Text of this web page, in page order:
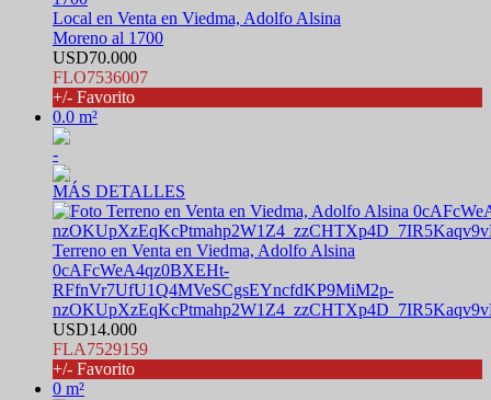
Local en Venta en Viedma, Adolfo Alsina
Moreno al 1700
USD70.000
FLO7536007
+/- Favorito
0.0 m²
-
MÁS DETALLES
Terreno en Venta en Viedma, Adolfo Alsina
0cAFcWeA4qz0BXEHt-
RFfnVr7UfU1Q4MVeSCgsEYncfdKP9MiM2p-
USD14.000
FLA7529159
+/- Favorito
0 m²